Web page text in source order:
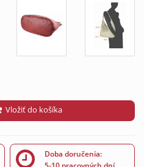
Vložiť do košíka
Doba doručenia: